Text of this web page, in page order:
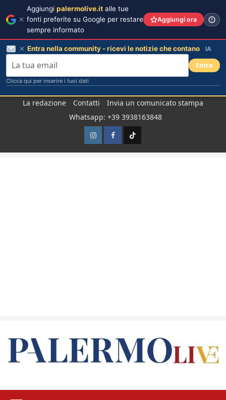
La redazione Contatti
Invia un comunicato stampa
Whatsapp: +39 3938163848
InstagramFacebook
TikTok
Aggiungi palermolive.it alle tue
fonti preferite su Google per restare
sempre informato
Aggiungi ora
Entra nella community - ricevi le notizie che contano IA
Entra
Clicca qui per inserire i tuoi dati